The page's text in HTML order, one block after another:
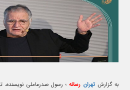
به گزارش تهران رسانه ؛ رسول صدرعاملی نویسنده،